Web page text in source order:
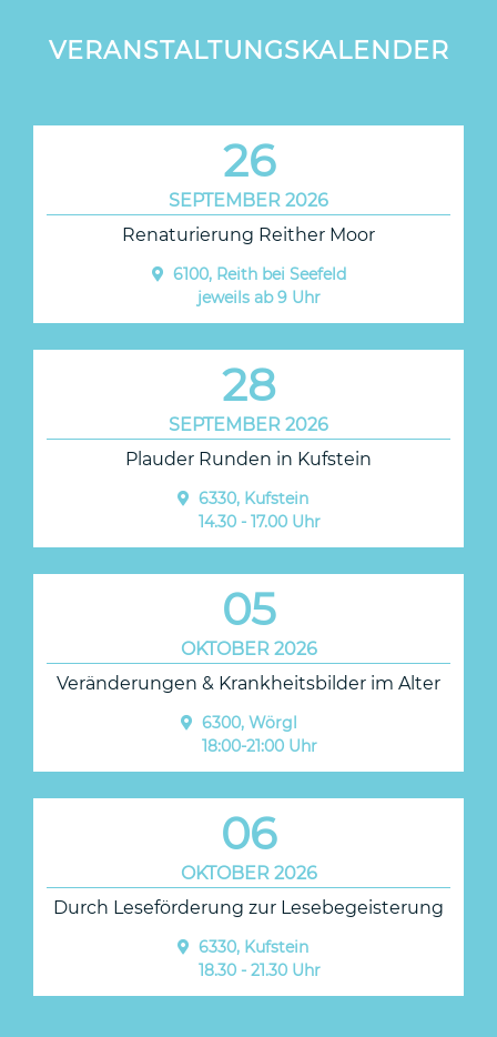
VERANSTALTUNGSKALENDER
26
SEPTEMBER 2026
Renaturierung Reither Moor
6100, Reith bei Seefeld
jeweils ab 9 Uhr
28
SEPTEMBER 2026
Plauder Runden in Kufstein
6330, Kufstein
14.30 - 17.00 Uhr
05
OKTOBER 2026
Veränderungen & Krankheitsbilder im Alter
6300, Wörgl
18:00-21:00 Uhr
06
OKTOBER 2026
Durch Leseförderung zur Lesebegeisterung
6330, Kufstein
18.30 - 21.30 Uhr